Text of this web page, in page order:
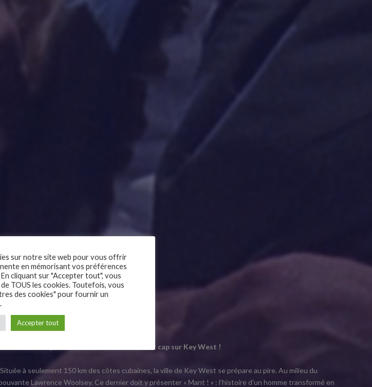
! Sortez vos plus belles lunettes de soleil et cap sur Key West !
à seulement 150 km des côtes cubaines, la ville de Key West se prépare au pire. Au milieu du
Lawrence Woolsey. Ce dernier doit y présenter « Mant ! » : l’histoire d’un homme transformé en
sur notre site web pour vous offrir
en mémorisant vos préférences
cliquant sur "Accepter tout", vous
TOUS les cookies. Toutefois, vous
des cookies" pour fournir un
Accepter tout